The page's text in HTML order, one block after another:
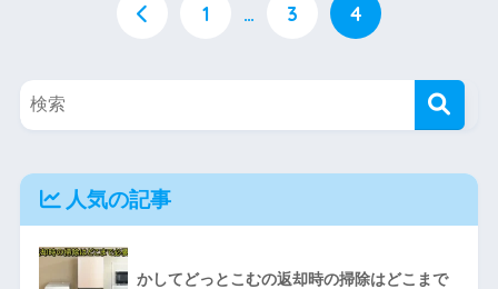
1 … 3 4
人気の記事
かしてどっとこむの返却時の掃除はどこまで